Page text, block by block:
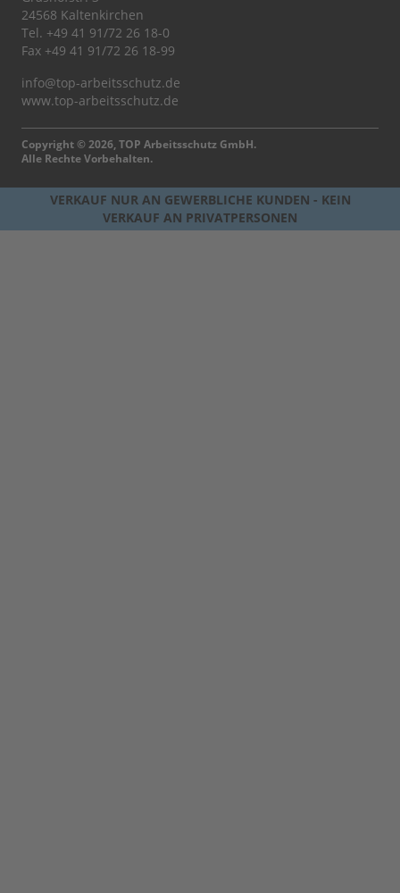
24568 Kaltenkirchen
Tel. +49 41 91/72 26 18-0
Fax +49 41 91/72 26 18-99
info@top-arbeitsschutz.de
www.top-arbeitsschutz.de
Copyright © 2026, TOP Arbeitsschutz GmbH.
Alle Rechte Vorbehalten.
VERKAUF NUR AN GEWERBLICHE KUNDEN - KEIN
VERKAUF AN PRIVATPERSONEN